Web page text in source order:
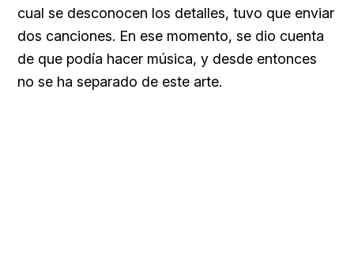
cual se desconocen los detalles, tuvo que enviar
dos canciones. En ese momento, se dio cuenta
de que podía hacer música, y desde entonces
no se ha separado de este arte.